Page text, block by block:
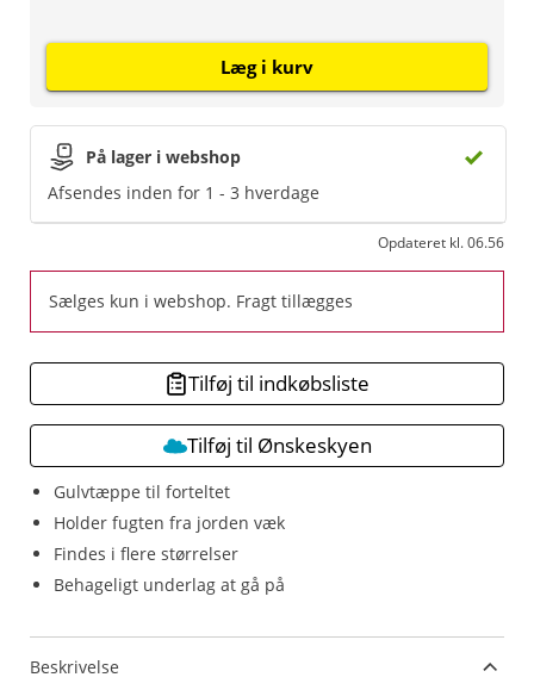
Gulvtæppe til forteltet
Holder fugten fra jorden væk
Findes i flere størrelser
Behageligt underlag at gå på
På lager i webshop
Afsendes inden for 1 - 3 hverdage
Opdateret kl. 06.56
Sælges kun i webshop. Fragt tillægges
Læg i kurv
Tilføj til indkøbsliste
Tilføj til Ønskeskyen
Beskrivelse